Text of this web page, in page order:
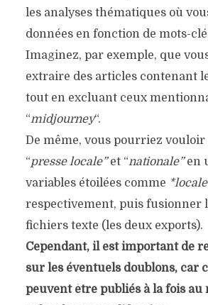
les analyses thématiques où
données en fonction de mots-
Imaginez, par exemple, que
extraire des articles contenant
tout en excluant ceux
“midjourney“.
De même, vous pourriez vouloir
“presse locale”et “nationale”en
variables étoilées comme *locale
respectivement, puis fusionner
fichiers texte (les deux exports).
Cependant, il est important de
sur les éventuels doublons, car
peuvent être publiés à la fois au